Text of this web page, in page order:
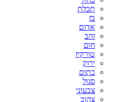
תכלת
בז
אדום
זהב
חום
טורקיז
ירוק
כתום
סגול
צבעוני
צהוב